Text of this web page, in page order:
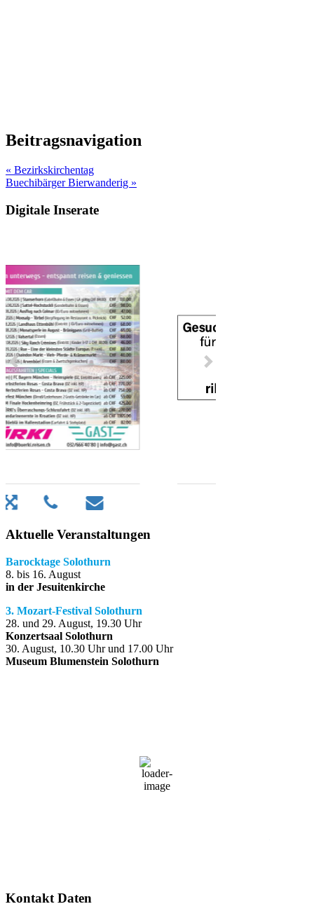
Beitragsnavigation
« Bezirkskirchentag
Buechibärger Bierwanderig »
Digitale Inserate
Aktuelle Veranstaltungen
Barocktage Solothurn
8. bis 16. August
in der Jesuitenkirche
3. Mozart-Festival Solothurn
28. und 29. August, 19.30 Uhr
Konzertsaal Solothurn
30. August, 10.30 Uhr und 17.00 Uhr
Museum Blumenstein Solothurn
Kontakt Daten